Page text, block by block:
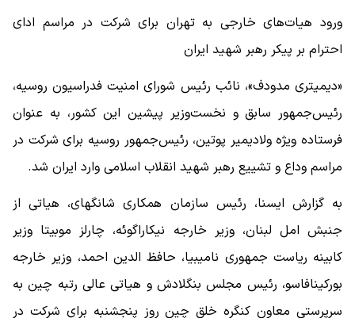
ورود هیات‌های خارجی به تهران برای شرکت در مراسم ادای
احترام بر پیکر رهبر شهید ایران
«دیمیتری مدودف»، نائب رئیس شورای امنیت فدراسیون روسیه،
رئیس‌جمهور سابق و نخست‌وزیر پیشین این کشور، به عنوان
فرستاده ویژه ولادیمیر پوتین، رئیس‌جمهور روسیه برای شرکت در
مراسم وداع و تشییع رهبر شهید انقلاب اسلامی وارد ایران شد.
به گزارش ایسنا، رئیس سازمان همکاری شانگهای، هیاتی از
جنبش امل لبنان، وزیر خارجه نیکاراگوئه، چارلز موبیتا وزیر
کابینه ریاست جمهوری نامیبیا، حافظ الدین احمد، وزیر خارجه
بورکینافاسو، رئیس مجلس بنگلادش و هیاتی عالی رتبه چین به
سرپرستی معاون کنگره خلق چین روز پنجشنبه برای شرکت در